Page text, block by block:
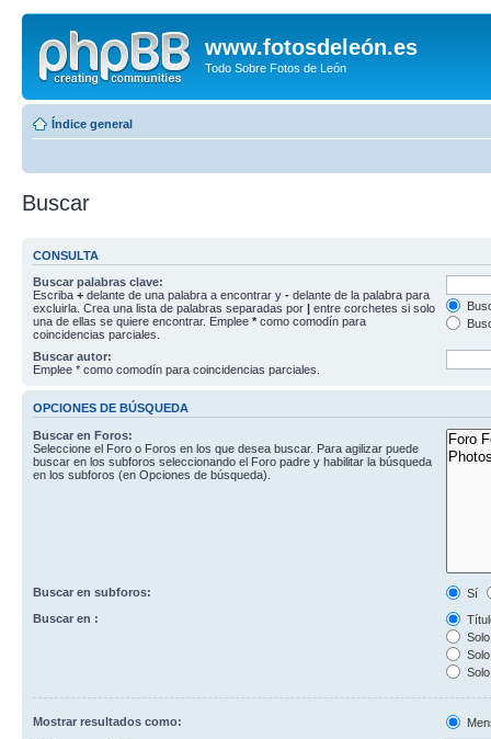
www.fotosdeleón.es
Todo Sobre Fotos de León
Índice general
Buscar
CONSULTA
Buscar palabras clave:
Escriba + delante de una palabra a encontrar y - delante de la palabra para
excluirla. Crea una lista de palabras separadas por | entre corchetes si solo
una de ellas se quiere encontrar. Emplee * como comodín para
coincidencias parciales.
Buscar autor:
Emplee * como comodín para coincidencias parciales.
OPCIONES DE BÚSQUEDA
Buscar en Foros:
Seleccione el Foro o Foros en los que desea buscar. Para agilizar puede
buscar en los subforos seleccionando el Foro padre y habilitar la búsqueda
en los subforos (en Opciones de búsqueda).
Buscar en subforos:
Sí
Buscar en :
Mostrar resultados como: